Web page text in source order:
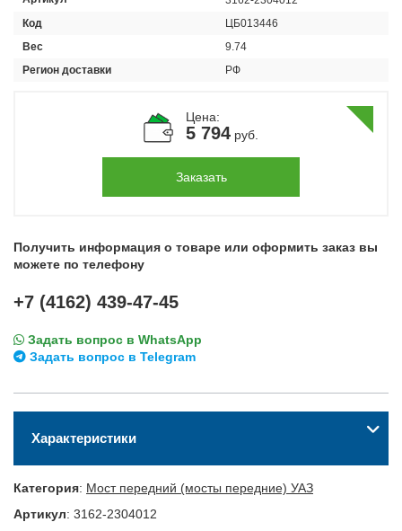
График работы: ПН-ПТ с 8.30 до 18.00 (+6 по МСК)
График работы сервис: ПН-СБ с 8.30 до 20.00
Код
ЦБ013446
Вес
9.74
Регион доставки
РФ
Цена:
5 794 руб.
Заказать
Получить информация о товаре или оформить заказ вы
можете по телефону
+7 (4162) 439-47-45
Задать вопрос в WhatsApp
Задать вопрос в Telegram
Характеристики
Категория: Мост передний (мосты передние) УАЗ
Артикул: 3162-2304012